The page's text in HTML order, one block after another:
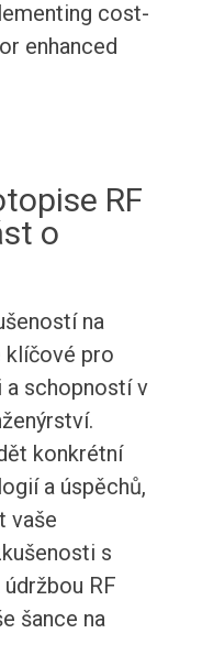
cost-
enhanced
RF
o
na
klíčové pro
a schopností v
konkrétní
a úspěchů,
vaše
s
RF
šance na